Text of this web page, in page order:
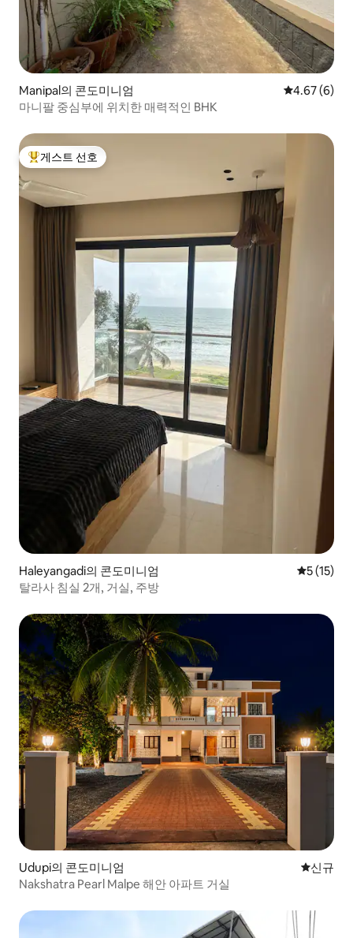
Manipal의 콘도미니엄 평점 4.67점
4.67 (6)
마니팔 중심부에 위치한 매력적인 BHK
상위 게스트 선호
게스트 선호
Haleyangadi의 콘도미니엄 평점 5점
5 (15)
탈라사 침실 2개, 거실, 주방
Udupi의 콘도미니엄 신규 숙소
신규
Nakshatra Pearl Malpe 해안 아파트 거실